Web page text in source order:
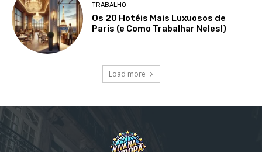
TRABALHO
Os 20 Hotéis Mais Luxuosos de
Paris (e Como Trabalhar Neles!)
Load more